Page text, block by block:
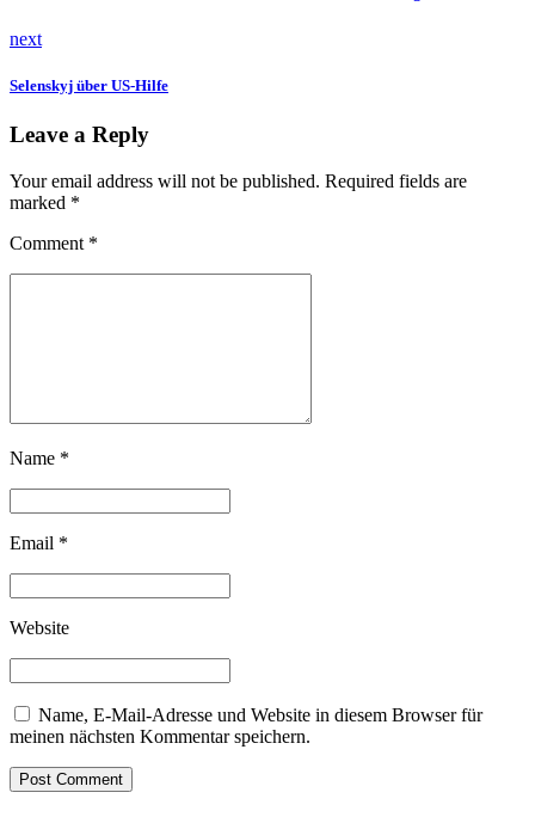
next
Selenskyj über US-Hilfe
Leave a Reply
Your email address will not be published. Required fields are
marked *
Comment *
Name *
Email *
Website
Name, E-Mail-Adresse und Website in diesem Browser für
meinen nächsten Kommentar speichern.
Post Comment